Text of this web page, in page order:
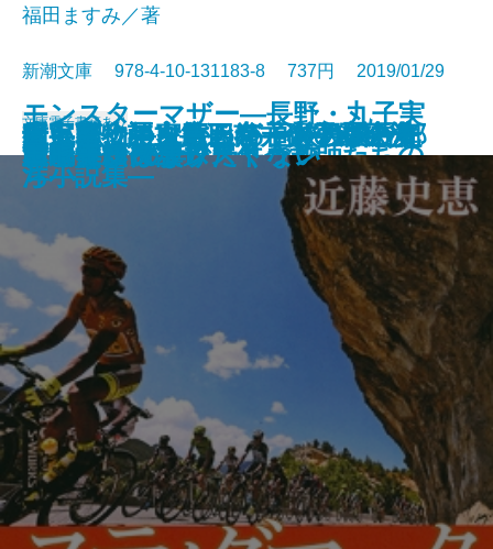
紋切型社会
暗い夜、星を数えて―3・11被災
鉄道からの脱出―
柳橋物語・むかしも今も
君と漕ぐ―ながとろ高校カヌー部
―
夜と会う。III―もう一人の僕と光
差す未来―
原節子の真実
わたし、定時で帰ります。
十字軍物語 第三巻―獅子心王リ
チャード―
十字軍物語 第四巻―十字軍の黄
昏―
モンスターマザー―長野・丸子実
業「いじめ自殺事件」教師たちの
闘い―
福田ますみ／著
新潮文庫 978-4-10-131183-8 737円 2019/01/29
文庫電子書籍あり
スティグマータ
周五郎少年文庫 南方十字星―海
洋小説集―
赤ひげ診療譚
「鬼畜」の家―わが子を殺す親た
ち―
室町無頼〔上〕
室町無頼〔下〕
贖罪
東京タワー・レストラン
田嶋春にはなりたくない
ニセモノの妻